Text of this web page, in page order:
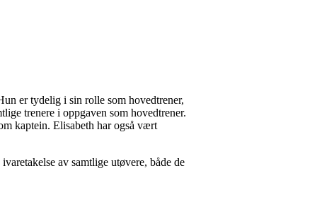
er tydelig i sin rolle som hovedtrener,
trenere i oppgaven som hovedtrener.
kaptein. Elisabeth har også vært
av samtlige utøvere, både de